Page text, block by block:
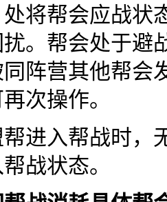
处将帮会应战
。帮会处于避
阵营其他帮会
次操作。
入帮战时，
战状态。